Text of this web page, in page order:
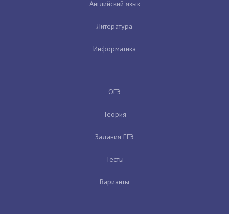
Английский язык
Литература
Информатика
ОГЭ
Теория
Задания ЕГЭ
Тесты
Варианты